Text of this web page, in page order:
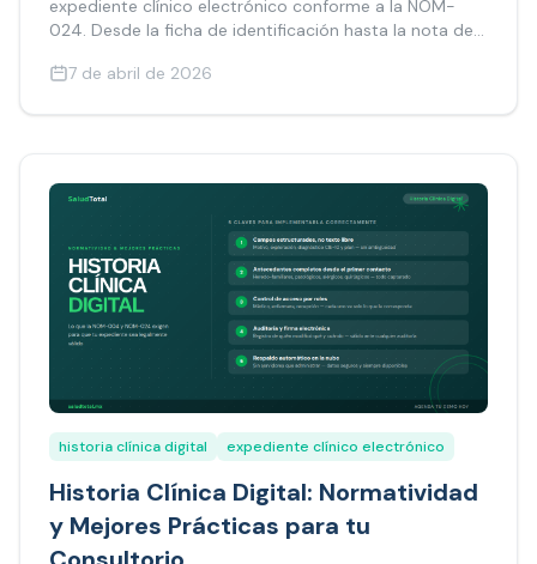
expediente clínico electrónico conforme a la NOM-
024. Desde la ficha de identificación hasta la nota de
7 de abril de 2026
historia clínica digital expediente clínico electrónico
Historia Clínica Digital: Normatividad
y Mejores Prácticas para tu